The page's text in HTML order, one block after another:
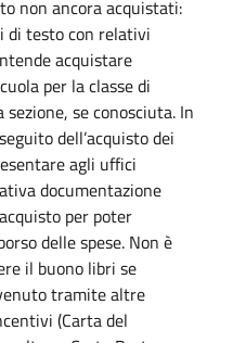
non ancora acquistati:
di testo con relativi
acquistare
per la classe di
se conosciuta. In
dell’acquisto dei
agli uffici
documentazione
per poter
delle spese. Non è
il buono libri se
tramite altre
(Carta del